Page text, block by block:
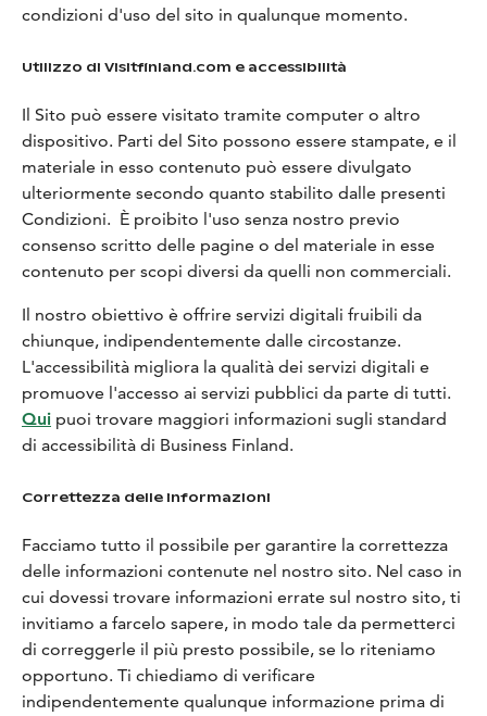
condizioni d'uso del sito in qualunque momento.
Utilizzo di Visitfinland.com e accessibilità
Il Sito può essere visitato tramite computer o altro
dispositivo. Parti del Sito possono essere stampate, e il
materiale in esso contenuto può essere divulgato
ulteriormente secondo quanto stabilito dalle presenti
Condizioni. È proibito l'uso senza nostro previo
consenso scritto delle pagine o del materiale in esse
contenuto per scopi diversi da quelli non commerciali.
Il nostro obiettivo è offrire servizi digitali fruibili da
chiunque, indipendentemente dalle circostanze.
L'accessibilità migliora la qualità dei servizi digitali e
promuove l'accesso ai servizi pubblici da parte di tutti.
Qui puoi trovare maggiori informazioni sugli standard
di accessibilità di Business Finland.
Correttezza delle informazioni
Facciamo tutto il possibile per garantire la correttezza
delle informazioni contenute nel nostro sito. Nel caso in
cui dovessi trovare informazioni errate sul nostro sito, ti
invitiamo a farcelo sapere, in modo tale da permetterci
di correggerle il più presto possibile, se lo riteniamo
opportuno. Ti chiediamo di verificare
indipendentemente qualunque informazione prima di